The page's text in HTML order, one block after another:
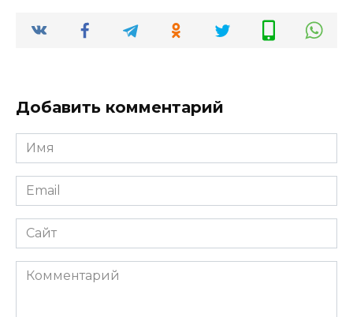
Добавить комментарий
Имя
*
Email
*
Сайт
Комментарий